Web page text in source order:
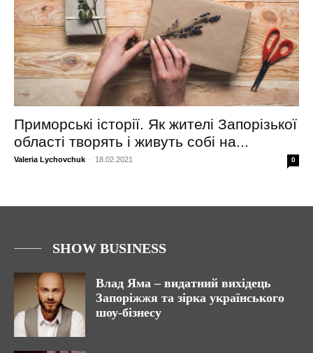
Приморські історії. Як жителі Запорізької
області творять і живуть собі на...
Valeria Lychovchuk - 18.02.2021 0
SHOW BUSINESS
Влад Яма – видатний вихідець
Запоріжжя та зірка українського
шоу-бізнесу